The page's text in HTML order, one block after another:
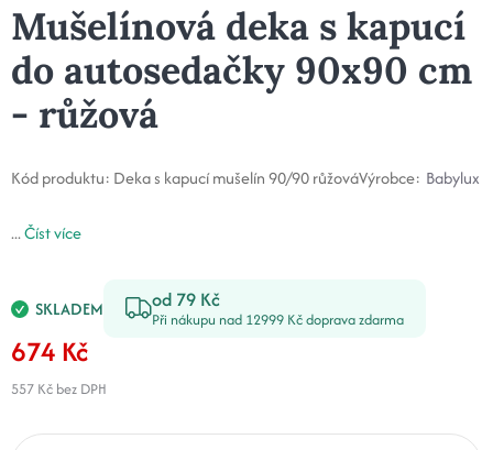
Mušelínová deka s kapucí
do autosedačky 90x90 cm
- růžová
Kód produktu: Deka s kapucí mušelín 90/90 růžováVýrobce: Babylux
...Číst více
SKLADEM od 79 Kč
Při nákupu nad 12999 Kč doprava zdarma
674 Kč
557 Kč bez DPH